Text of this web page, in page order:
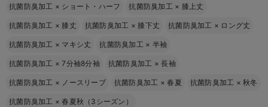
抗菌防臭加工 × ショート・ハーフ 抗菌防臭加工 × 膝上丈
抗菌防臭加工 × 膝丈 抗菌防臭加工 × 膝下丈 抗菌防臭加工 × ロング丈
抗菌防臭加工 × マキシ丈 抗菌防臭加工 × 半袖
抗菌防臭加工 ×7分袖8分袖 抗菌防臭加工 ×長袖
抗菌防臭加工 × ノースリーブ 抗菌防臭加工 ×春夏 抗菌防臭加工 ×秋冬
抗菌防臭加工 ×春夏秋（3シーズン）